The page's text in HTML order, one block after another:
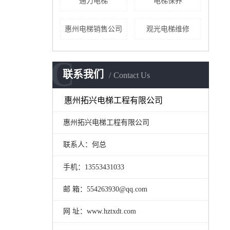
惠州电梯销售公司 观光电梯维修
联系我们 Contact Us
C
惠州拓兴电梯工程有限公司
惠州拓兴电梯工程有限公司
联系人：何总
手机：13553431033
邮 箱：554263930@qq.com
网 址：www.hztxdt.com